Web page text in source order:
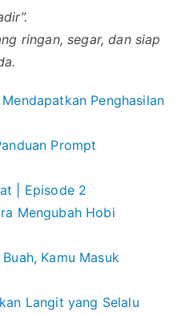
ringan, segar, dan siap
Penghasilan
Prompt
| Episode 2
Mengubah Hobi
Kamu Masuk
Langit yang Selalu